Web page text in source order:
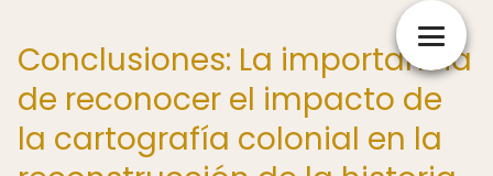
Conclusiones: La importancia
de reconocer el impacto de
la cartografía colonial en la